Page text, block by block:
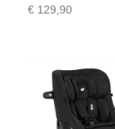
€ 129,90